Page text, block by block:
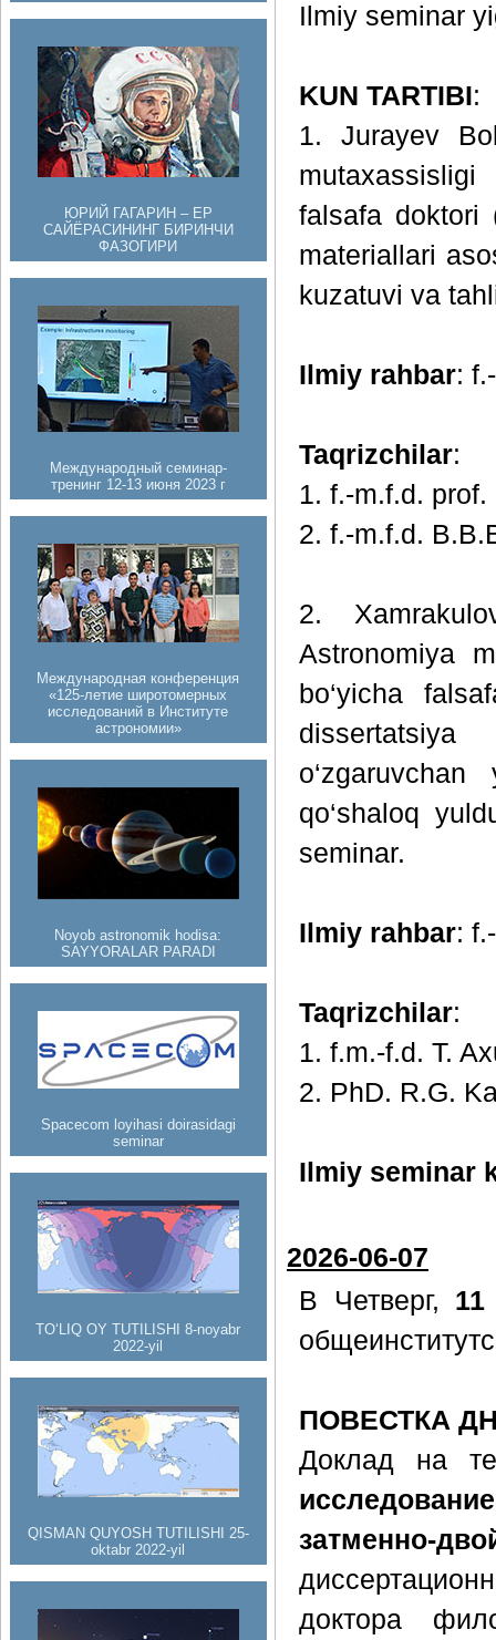
ЮРИЙ ГАГАРИН – ЕР
САЙЁРАСИНИНГ БИРИНЧИ
ФАЗОГИРИ
Международный семинар-
тренинг 12-13 июня 2023 г
Международная конференция
«125-летие широтомерных
исследований в Институте
астрономии»
Noyob astronomik hodisa:
SAYYORALAR PARADI
Spacecom loyihasi doirasidagi
seminar
TO‘LIQ OY TUTILISHI 8-noyabr
2022-yil
QISMAN QUYOSH TUTILISHI 25-
oktabr 2022-yil
Ilmiy seminar
KUN TARTIBI:
1. Jurayev
falsafa doktori
materiallari
kuzatuvi va
Ilmiy rahbar:
Taqrizchilar:
1. f.-m.f.d.
2. f.-m.f.d.
2.
Astronomiya
bo‘yicha
qo‘shaloq
seminar.
Ilmiy rahbar:
Taqrizchilar:
1. f.m.-f.d. T.
2. PhD. R.G.
Ilmiy seminar
2026-06-07
В Четверг,
ПОВЕСТКА
Доклад на
затменно-
доктора